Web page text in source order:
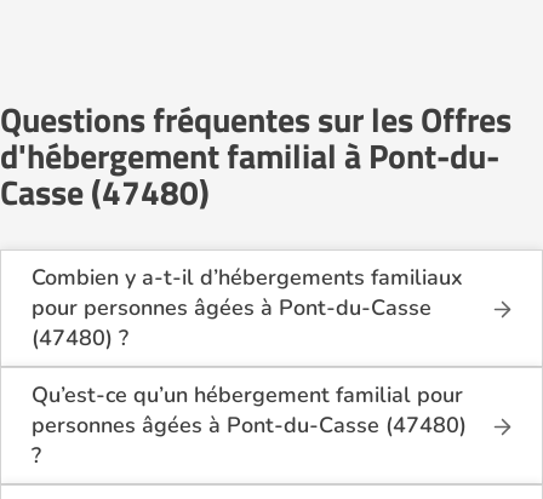
Questions fréquentes sur les Offres
d'hébergement familial à Pont-du-
Casse (47480)
Combien y a-t-il d’hébergements familiaux
pour personnes âgées à Pont-du-Casse
(47480) ?
Sur Logement-seniors.com, on recense actuellement
1 hébergements familiaux pour personnes âgées à
Pont-du-Casse (47480) en 2026.
Ces structures offrent un cadre de vie chaleureux et
sécurisant, idéal pour les seniors souhaitant vivre
dans un environnement plus intime que celui d’un
Qu’est-ce qu’un hébergement familial pour
personnes âgées à Pont-du-Casse (47480)
?
L’hébergement familial permet à une personne âgée